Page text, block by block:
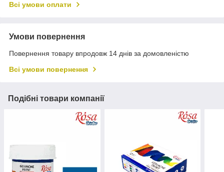
Всі умови оплати
Умови повернення
Повернення товару впродовж 14 днів за домовленістю
Всі умови повернення
Подібні товари компанії